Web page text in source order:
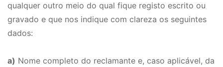
qualquer outro meio do qual fique registo escrito ou
gravado e que nos indique com clareza os seguintes
dados:
a) Nome completo do reclamante e, caso aplicável, da